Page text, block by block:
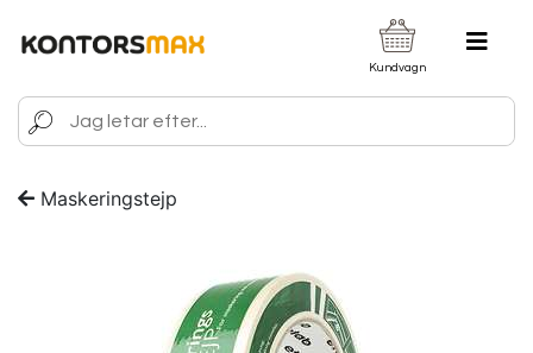
Kundvagn
Maskeringstejp